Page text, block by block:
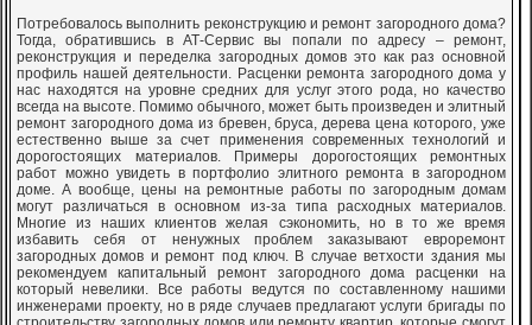
Потребовалось выполнить реконструкцию и ремонт загородного дома?
Тогда, обратившись в АТ-Сервис вы попали по адресу – ремонт,
реконструкция и переделка загородных домов это как раз основной
профиль нашей деятельности. Расценки ремонта загородного дома у
нас находятся на уровне средних для услуг этого рода, но качество
всегда на высоте. Помимо обычного, может быть произведен и элитный
ремонт загородного дома из бревен, бруса, дерева цена которого, уже
естественно выше за счет применения современных технологий и
дорогостоящих материалов. Примеры дорогостоящих ремонтных
работ можно увидеть в портфолио элитного ремонта в загородном
доме. А вообще, цены на ремонтные работы по загородным домам
могут различаться в основном из-за типа расходных материалов.
Многие из наших клиентов желая сэкономить, но в то же время
избавить себя от ненужных проблем заказывают евроремонт
загородных домов и ремонт под ключ. В случае ветхости здания мы
рекомендуем капитальный ремонт загородного дома расценки на
который невелики. Все работы ведутся по составленному нашими
инженерами проекту, но в ряде случаев предлагают услуги бригады по